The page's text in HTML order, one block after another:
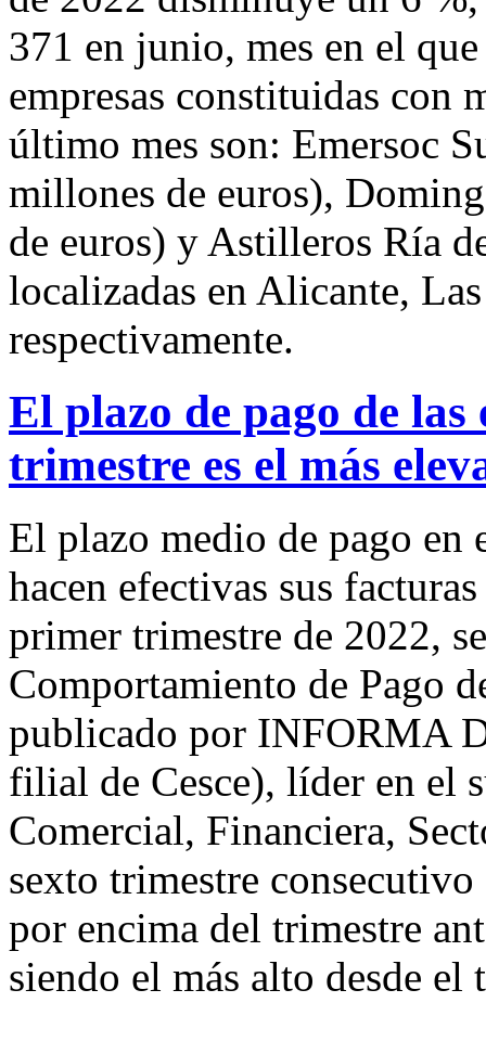
371 en junio, mes en el
empresas constituidas con
último mes son: Emersoc
millones de euros),
de euros) y Astilleros Ría
localizadas en Alicante,
respectivamente.
El plazo de pago de
trimestre es el más
El plazo medio de pago en
hacen efectivas sus
primer trimestre de 2022,
Comportamiento de Pago
publicado por INFORMA
filial de Cesce), líder en el
Comercial, Financiera,
sexto trimestre
por encima del trimestre
siendo el más alto desde